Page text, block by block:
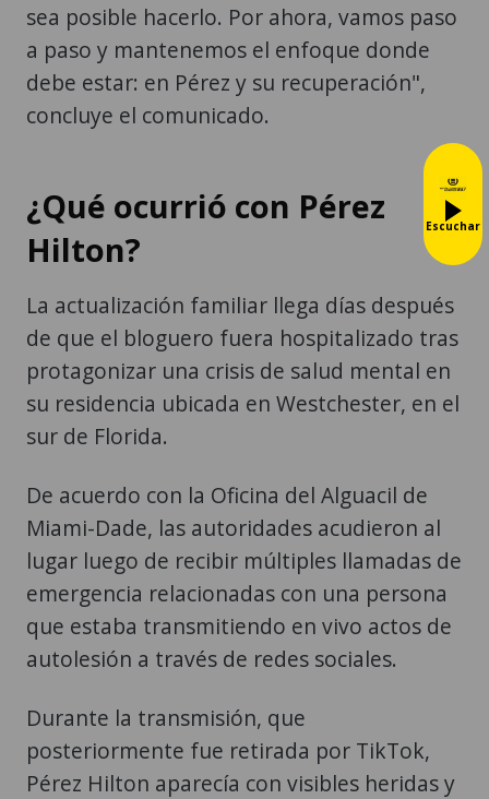
sea posible hacerlo. Por ahora, vamos paso
a paso y mantenemos el enfoque donde
debe estar: en Pérez y su recuperación",
concluye el comunicado.
¿Qué ocurrió con Pérez
Hilton?
La actualización familiar llega días después
de que el bloguero fuera hospitalizado tras
protagonizar una crisis de salud mental en
su residencia ubicada en Westchester, en el
sur de Florida.
De acuerdo con la Oficina del Alguacil de
Miami-Dade, las autoridades acudieron al
lugar luego de recibir múltiples llamadas de
emergencia relacionadas con una persona
que estaba transmitiendo en vivo actos de
autolesión a través de redes sociales.
Durante la transmisión, que
posteriormente fue retirada por TikTok,
Pérez Hilton aparecía con visibles heridas y
Escuchar